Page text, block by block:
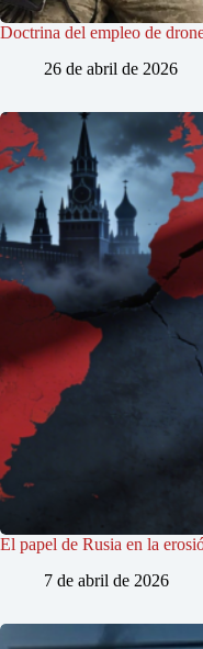
Doctrina del empleo de
26 de abril de 2026
El papel de Rusia en la
7 de abril de 2026